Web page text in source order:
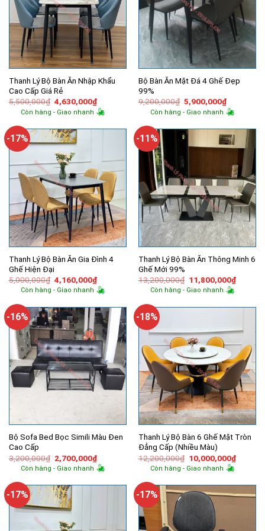
Thanh Lý Bộ Bàn Ăn Nhập Khẩu
Cao Cấp Giá Rẻ
5,500,000₫ Giá
gốc
là:
4,630,000₫Giá
hiện
tại
4,630,000₫.
Còn hàng - Giao nhanh
Bộ Bàn Ăn Mặt Đá 4 Ghế Đẹp
99%
9,200,000₫ Giá
gốc
là:
5,900,000₫Giá
hiện
tại
Còn hàng - Giao nhanh
-17%
Thanh Lý Bộ Bàn Ăn Gia Đình 4
Ghế Hiện Đại
5,000,000₫ Giá
gốc
là:
4,160,000₫Giá
hiện
tại
4,160,000₫.
Còn hàng - Giao nhanh
-11%
Thanh Lý Bộ Bàn Ăn Thông Minh 6
Ghế Mới 99%
13,200,000₫ Giá
gốc
là:
11,800,000₫Giá
hiện
Còn hàng - Giao nhanh
-16%
Bộ Sofa Bed Bọc Simili Màu Đen
Cao Cấp
3,200,000₫ Giá
gốc
là:
2,700,000₫Giá
hiện
tại
2,700,000₫.
Còn hàng - Giao nhanh
-18%
Thanh Lý Bộ Bàn 6 Ghế Mặt Tròn
Đẳng Cấp (Nhiều Màu)
12,200,000₫ Giá
gốc
là:
10,000,000₫Giá
hiện
Còn hàng - Giao nhanh
-17% -17%